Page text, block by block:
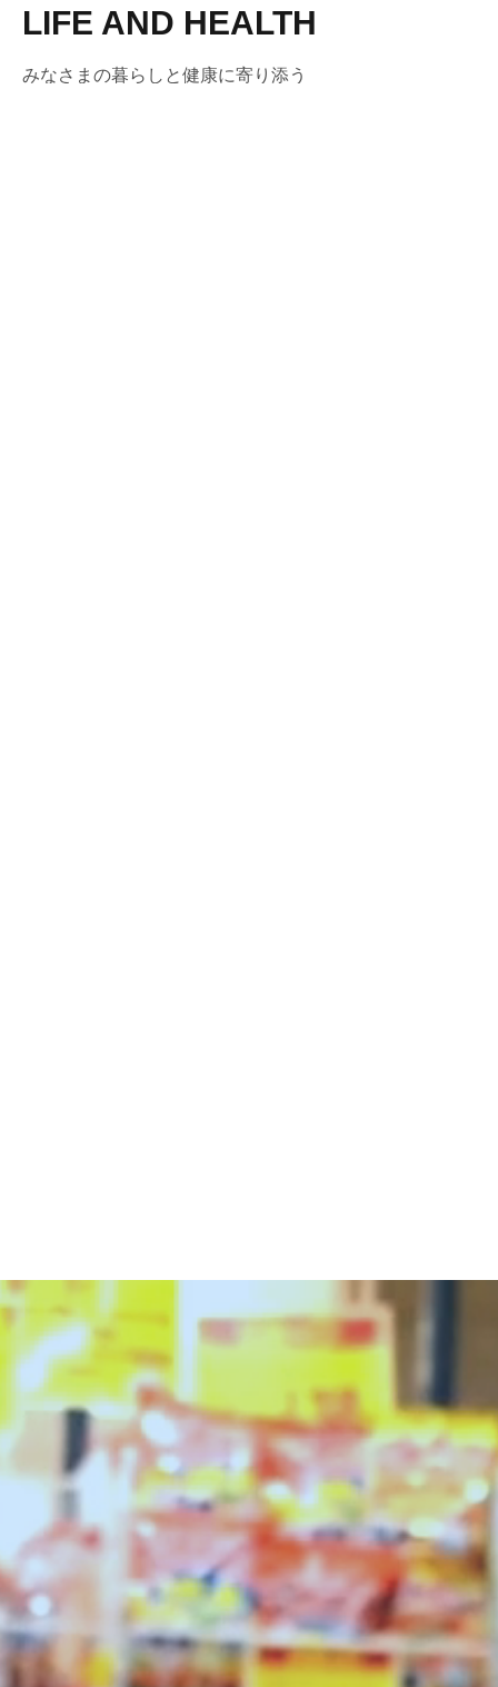
LIFE AND HEALTH
みなさまの暮らしと健康に寄り添う